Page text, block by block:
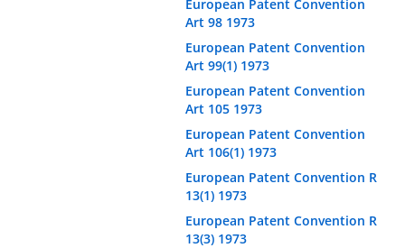
European Patent Convention
Art 98 1973
European Patent Convention
Art 99(1) 1973
European Patent Convention
Art 105 1973
European Patent Convention
Art 106(1) 1973
European Patent Convention R
13(1) 1973
European Patent Convention R
13(3) 1973